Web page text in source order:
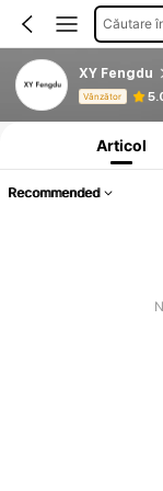
Căutare
XY Fengdu
Vânzător
Informații despre
Articol
Recommended